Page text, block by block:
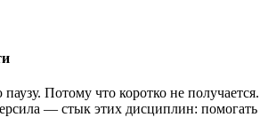
Потому что коротко не
— стык этих дисциплин: